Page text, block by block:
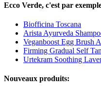
Ecco Verde, c'est par
Biofficina Toscana
Arista Ayurveda
Veganboost Egg Brush
Firming Gradual Self
Urtekram Soothing
Nouveaux produits: